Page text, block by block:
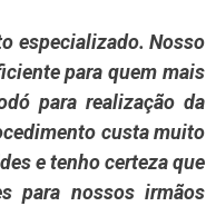
especializado. Nosso
para quem mais
para realização da
custa muito
e tenho certeza que
para nossos irmãos